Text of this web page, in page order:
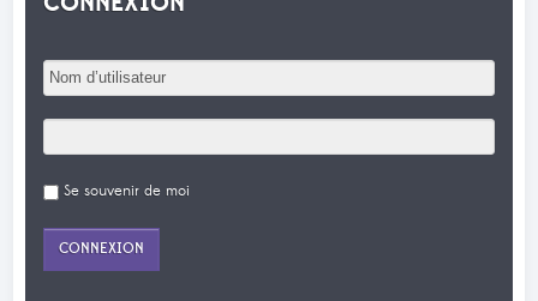
Se souvenir de moi